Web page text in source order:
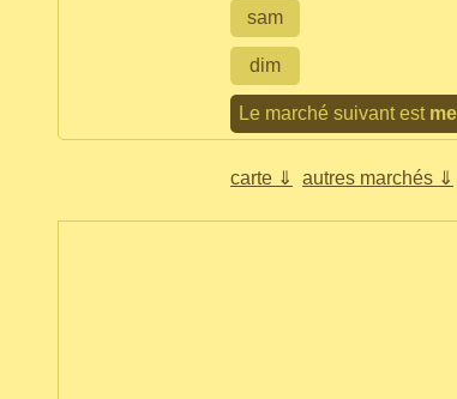
sam
dim
Le marché suivant est
carte ⇓ autres marchés ⇓